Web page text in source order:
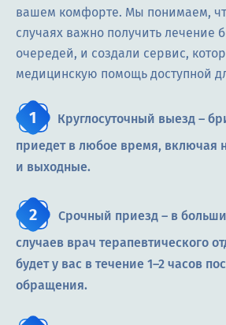
вашем комфорте. Мы понимаем,
случаях важно получить лечение
очередей, и создали сервис,
медицинскую помощь доступной
Круглосуточный выезд –
приедет в любое время, включая
и выходные.
Срочный приезд – в
случаев врач терапевтического
будет у вас в течение 1–2 часов
обращения.